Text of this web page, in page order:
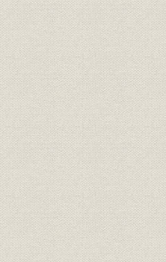
ト株式会社
及びカーリット部の分離
台湾・札幌各スレート工場の新設
原料の自給とカーリット部の分離
和十二年~十六年)―日華事変時代―
及び中国ヘ進出(その二)
場の新設及び石綿山(日・満・支)の開発
スレート会社への投資